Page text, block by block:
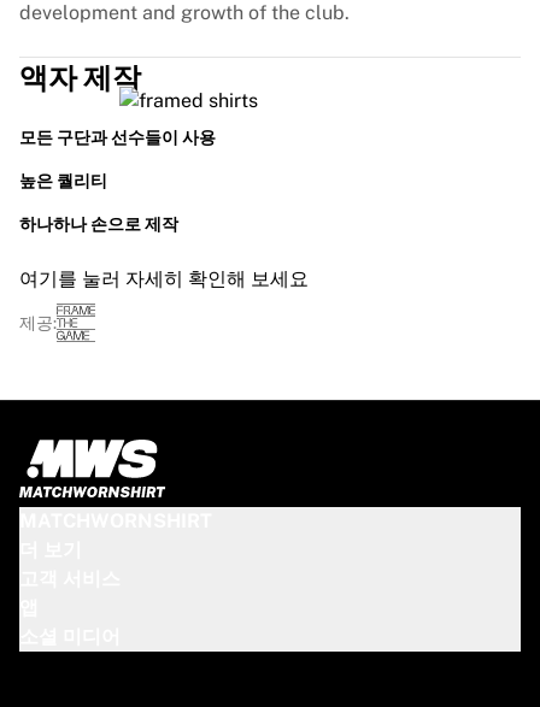
development and growth of the club.
액자 제작
모든 구단과 선수들이 사용
높은 퀄리티
하나하나 손으로 제작
여기를 눌러 자세히 확인해 보세요
제공: